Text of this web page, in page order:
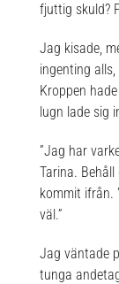
fjuttig skuld?
Jag kisade,
ingenting
Kroppen
lugn lade sig
”Jag har
Tarina.
kommit ifrån.
väl.”
Jag väntade
tunga